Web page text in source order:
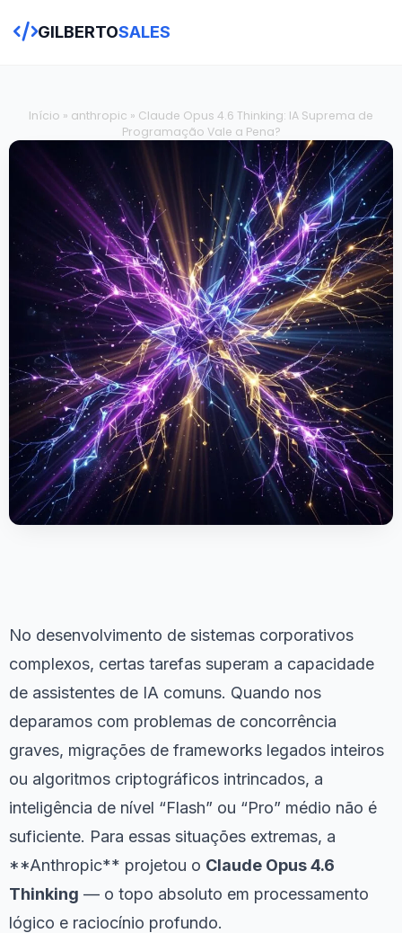
GILBERTOSALES
Início » anthropic » Claude Opus 4.6 Thinking: IA Suprema de
Programação Vale a Pena?
No desenvolvimento de sistemas corporativos
complexos, certas tarefas superam a capacidade
de assistentes de IA comuns. Quando nos
deparamos com problemas de concorrência
graves, migrações de frameworks legados inteiros
ou algoritmos criptográficos intrincados, a
inteligência de nível “Flash” ou “Pro” médio não é
suficiente. Para essas situações extremas, a
**Anthropic** projetou o Claude Opus 4.6
Thinking — o topo absoluto em processamento
lógico e raciocínio profundo.